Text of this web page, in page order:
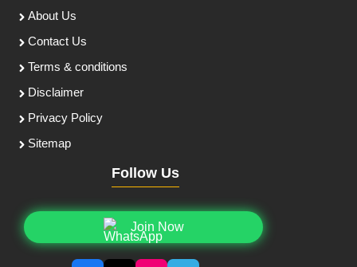
About Us
Contact Us
Terms & conditions
Disclaimer
Privacy Policy
Sitemap
Follow Us
Join Now